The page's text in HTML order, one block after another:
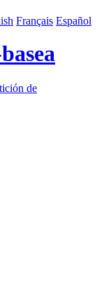
Français Español
de